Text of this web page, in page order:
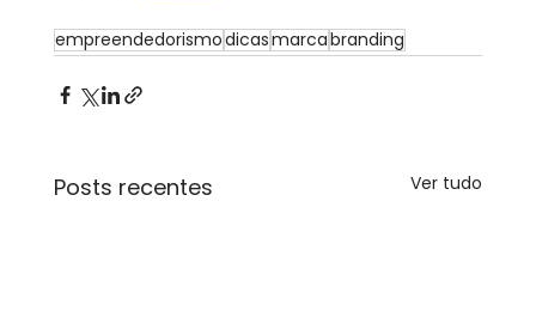
empreendedorismodicasmarcabranding
Posts recentes Ver tudo